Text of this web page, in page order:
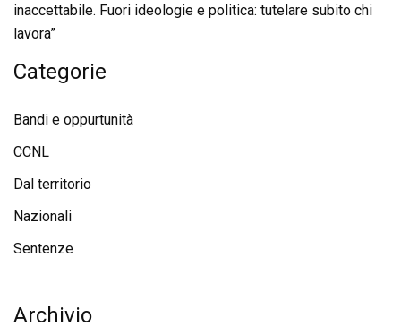
inaccettabile. Fuori ideologie e politica: tutelare subito chi
lavora”
Categorie
Bandi e oppurtunità
CCNL
Dal territorio
Nazionali
Sentenze
Archivio